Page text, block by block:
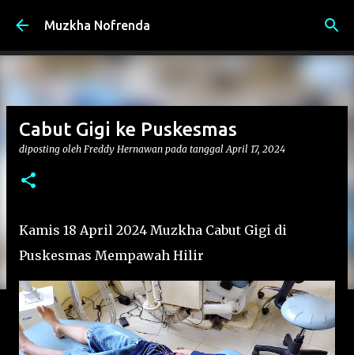
Langsung ke konten utama
Muzkha Nofrenda
Cabut Gigi ke Puskesmas
diposting oleh Freddy Hernawan pada tanggalApril 17, 2024
Kamis 18 April 2024 Muzkha Cabut Gigi di
Puskesmas Mempawah Hilir